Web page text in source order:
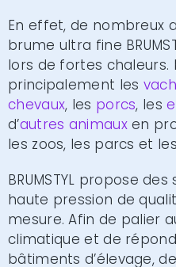
En effet, de nombreux
brume ultra fine
lors de fortes chaleurs.
principalement les
chevaux, les porcs, les
d’autres animauxen
les zoos, les parcs et
BRUMSTYL propose
haute pression de
mesure. Afin de palier
climatique et de
bâtiments d’élevage,